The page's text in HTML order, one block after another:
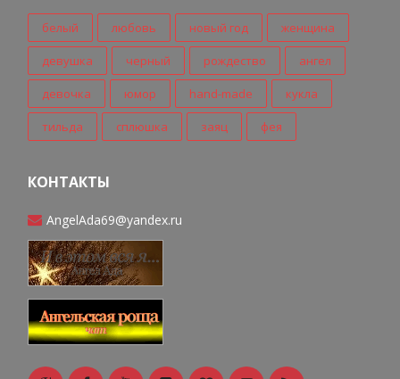
белый любовь новый год женщина
девушка черный рождество ангел
девочка юмор hand-made кукла
тильда сплюшка заяц фея
КОНТАКТЫ
AngelAda69@yandex.ru